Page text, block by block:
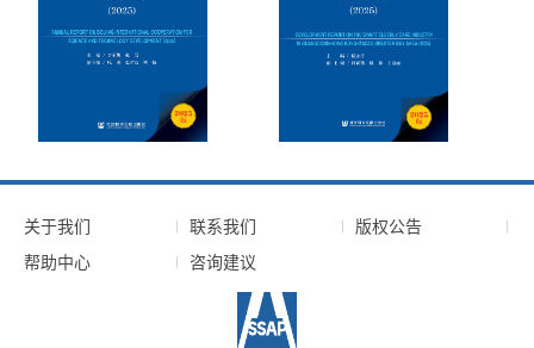
关于我们 联系我们
版权公告
帮助中心
咨询建议